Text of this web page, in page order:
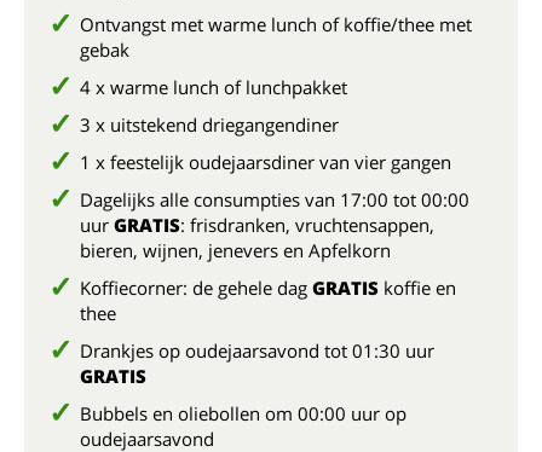
Ontvangst met warme lunch of koffie/thee met
gebak
4 x warme lunch of lunchpakket
3 x uitstekend driegangendiner
1 x feestelijk oudejaarsdiner van vier gangen
Dagelijks alle consumpties van 17:00 tot 00:00
uur GRATIS: frisdranken, vruchtensappen,
bieren, wijnen, jenevers en Apfelkorn
Koffiecorner: de gehele dag GRATIS koffie en
thee
Drankjes op oudejaarsavond tot 01:30 uur
GRATIS
Bubbels en oliebollen om 00:00 uur op
oudejaarsavond